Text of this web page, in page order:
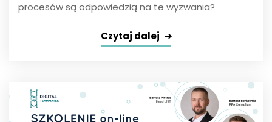
procesów są odpowiedzią na te wyzwania?
Czytaj dalej